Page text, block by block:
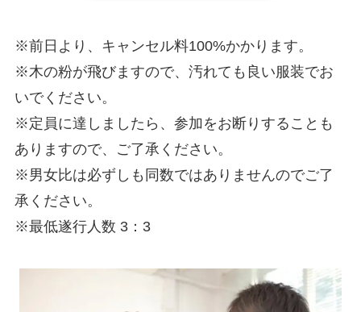
※前日より、キャンセル料100%かかります。
※木の粉が飛びますので、汚れても良い服装でお
いでください。
※定員に達しましたら、参加をお断りすることも
ありますので、ご了承ください。
※男女比は必ずしも同数ではありませんのでご了
承ください。
※最低遂行人数 3：3